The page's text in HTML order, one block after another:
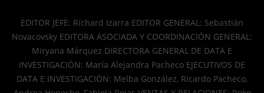
EDITOR JEFE: Ríchard Izarra EDITOR GENERAL: Sebastián
Novacovsky EDITORA ASOCIADA Y COORDINACIÓN GENERAL:
Miryana Márquez DIRECTORA GENERAL DE DATA E
INVESTIGACIÓN: María Alejandra Pacheco EJECUTIVOS DE
DATA E INVESTIGACIÓN: Melba González, Ricardo Pacheco,